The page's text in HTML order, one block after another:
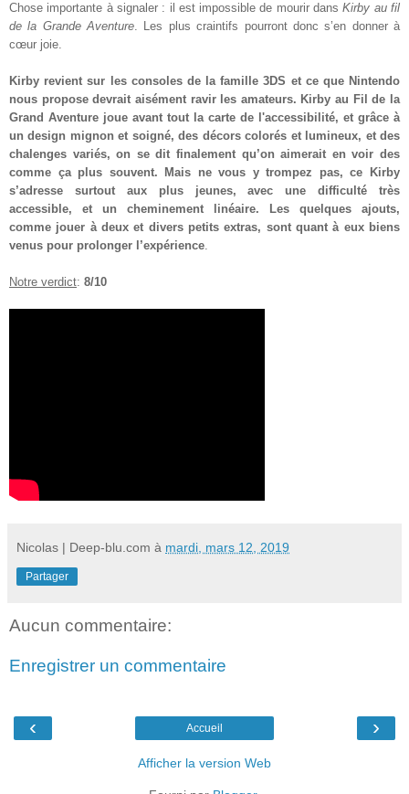
Chose importante à signaler : il est impossible de mourir dansKirby au fil
de la Grande Aventure. Les plus craintifs pourront donc s’en donner à
cœur joie.
Kirby revient sur les consoles de la famille 3DS et ce que Nintendo
nous propose devrait aisément ravir les amateurs. Kirby au Fil de la
Grand Aventure joue avant tout la carte de l'accessibilité, et grâce à
un design mignon et soigné, des décors colorés et lumineux, et des
chalenges variés, on se dit finalement qu’on aimerait en voir des
comme ça plus souvent. Mais ne vous y trompez pas, ce Kirby
s’adresse surtout aux plus jeunes, avec une difficulté très
accessible, et un cheminement linéaire. Les quelques ajouts,
comme jouer à deux et divers petits extras, sont quant à eux biens
venus pour prolonger l’expérience.
Notre verdict: 8/10
Nicolas | Deep-blu.com à mardi, mars 12, 2019
Partager
Aucun commentaire:
Enregistrer un commentaire
‹ ›
Accueil
Afficher la version Web